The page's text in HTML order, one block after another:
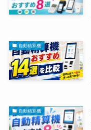
自動精算機
自動精算機